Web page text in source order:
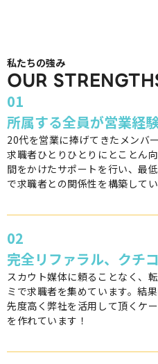
私たちの強み
OUR
01
所属する全員が営業経
20代を営業に捧げてきたメンバ
求職者ひとりひとりにとことん
間をかけたサポートを行い、最
で求職者との関係性を構築してい
02
完全リファラル、クチ
スカウト媒体に頼ることなく、
ミで求職者を集めています。結
先度高く弊社を活用して頂くケ
を作れています！